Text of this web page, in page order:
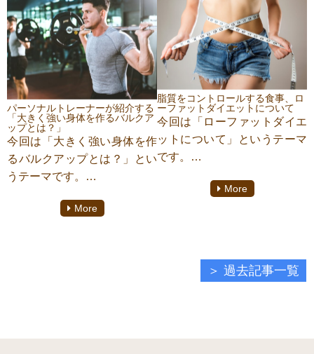
ンパク質の取り方の理解を深
めるためにアミノ酸スコアに
ついてご紹介いたします！
確な測定ができているのか疑
問に思う方も多いと思いま
す。体脂肪率をどのようにし
て測定しているのか？何が影
響しているのか？をご紹介致
します。
パーソナルトレーナーが紹介する
「大きく強い身体を作るバルクア
ップとは？」
今回は「大きく強い身体を作
るバルクアップとは？」とい
うテーマです。
店』所属パーソナルトレーナ
More
脂質をコントロールする食事、ロ
ーファットダイエットについて
今回は「ローファットダイエ
ットについて」というテーマ
です。
店』所属パーソナルトレーナ
More
過去記事一覧